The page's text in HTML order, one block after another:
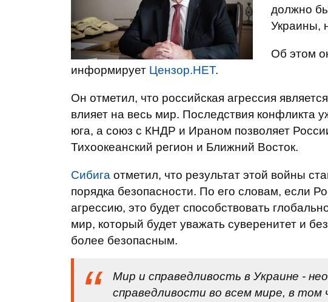
должно
Украины,
Об этом
информирует Цензор.НЕТ.
Он отметил, что российская агрессия
влияет на весь мир. Последствия конфликта
юга, а союз с КНДР и Ираном позволяет
Тихоокеанский регион и Ближний Восток.
Сибига отметил, что результат этой войны
порядка безопасности. По его словам, если
агрессию, это будет способствовать
мир, который будет уважать суверенитет и
более безопасным.
Мир и справедливость в Украине -
справедливости во всем мире, в том